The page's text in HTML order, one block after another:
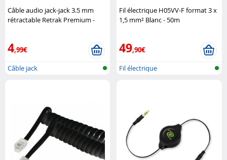
Câble audio jack-jack 3.5 mm
rétractable Retrak Premium -
4,99€
Câble jack
Fil électrique H05VV-F format 3 x
1,5 mm² Blanc - 50m
49,90€
Fil électrique